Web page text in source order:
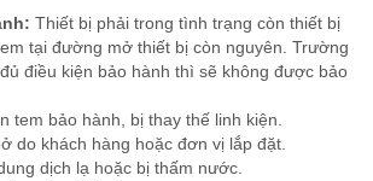
Thiết bị phải trong tình trạng còn thiết bị
tại đường mở thiết bị còn nguyên. Trường
điều kiện bảo hành thì sẽ không được bảo
tem bảo hành, bị thay thế linh kiện.
do khách hàng hoặc đơn vị lắp đặt.
dịch lạ hoặc bị thấm nước.